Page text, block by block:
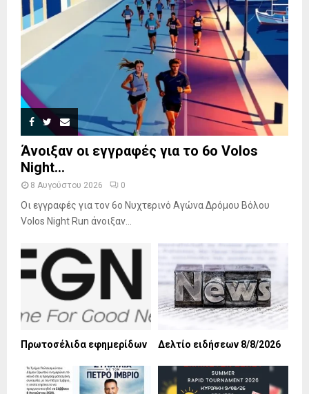
Άνοιξαν οι εγγραφές για το 6ο Volos
Night...
8 Αυγούστου 2026 0
Οι εγγραφές για τον 6ο Νυχτερινό Αγώνα Δρόμου Βόλου
Volos Night Run άνοιξαν...
Πρωτοσέλιδα εφημερίδων Δελτίο ειδήσεων 8/8/2026